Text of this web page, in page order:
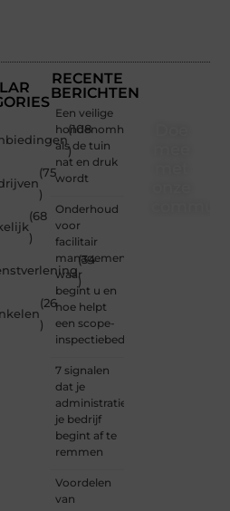
(108
)
(75
)
(68
)
(34
)
(26
)
RECENTE
BERICHTEN
Een veilige
hondenomheining
als de tuin
nat en druk
wordt
Onderhoud
voor
facilitair
management:
waar
begint u en
hoe helpt
een scope-
inspectiebedrijf?
7 signalen
dat je
administratie
je bedrijf
begint af te
remmen
Voordelen
van